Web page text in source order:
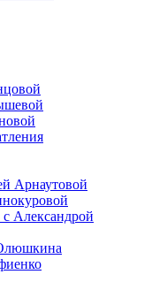
Арнаутовой
Александрой